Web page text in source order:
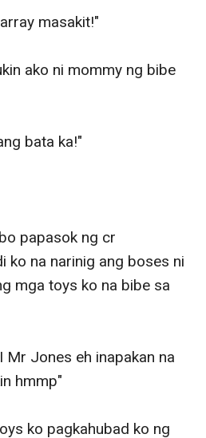
masakit!"
ako ni mommy ng bibe
bata ka!"
papasok ng cr
ko na narinig ang boses ni
mga toys ko na bibe sa
Mr Jones eh inapakan na
hmmp"
ko pagkahubad ko ng